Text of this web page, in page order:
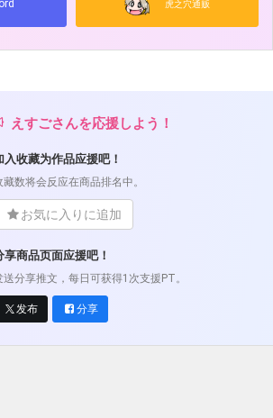
虎之穴通贩
えすごさんを応援しよう！
入收藏为作品应援吧！
藏数将会反应在商品排名中。
お気に入りに追加
享商品页面应援吧！
送分享推文，每日可获得1次支援PT。
发布 分享